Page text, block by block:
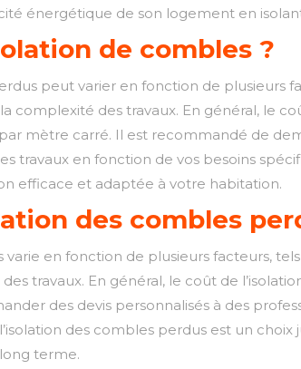
énergétique de son logement en
de combles ?
peut varier en fonction de plusieurs
complexité des travaux. En général, le
mètre carré. Il est recommandé de
travaux en fonction de vos besoins
efficace et adaptée à votre habitation.
des combles
en fonction de plusieurs facteurs,
travaux. En général, le coût de
des devis personnalisés à des
des combles perdus est un
terme.